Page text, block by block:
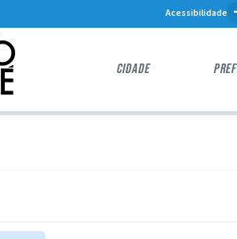
Acessibilidade
CIDADE